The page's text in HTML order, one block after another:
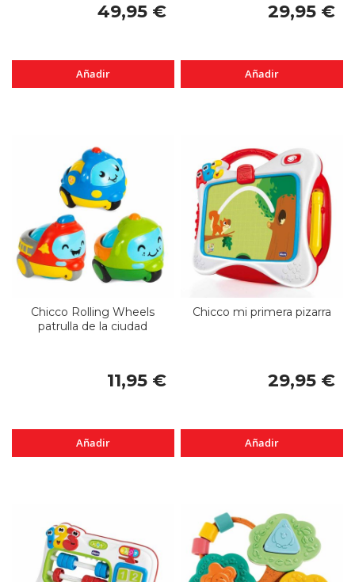
49,95 €
Añadir
29,95 €
Añadir
Chicco Rolling Wheels
patrulla de la ciudad
11,95 €
Añadir
Chicco mi primera pizarra
29,95 €
Añadir